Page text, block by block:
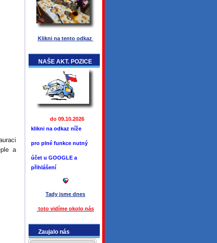
Klikni na tento odkaz
NAŠE AKT. POZICE
do 09.10.2026
klikni na odkaz níže
pro plné funkce nutný
účet u GOOGLE a
přihlášení
Tady jsme dnes
toto vidíme okolo nás
Zaujalo nás
a